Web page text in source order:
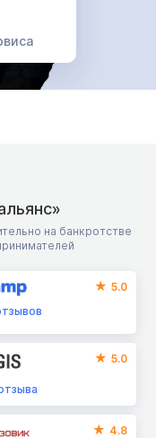
на банкротстве
5.0
5.0
4.8